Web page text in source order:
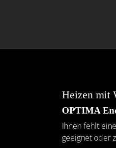
Heizen mit
OPTIMA
Ihnen fehlt
geeignet oder